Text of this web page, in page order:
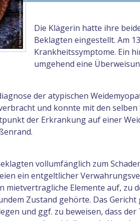
Die Klägerin hatte ihre
Beklagten eingestellt. Am
Krankheitssymptome. Ein
umgehend eine
der atypischen
und konnte mit den
der Erkrankung auf einer
vollumfänglich zum
ein entgeltlicher
mietvertragliche Elemente auf, zu
Zustand gehörte. Das
und ggf. zu beweisen, dass